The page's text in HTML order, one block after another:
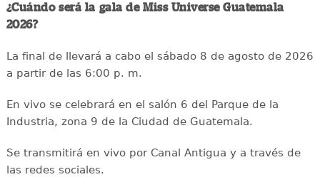
¿Cuándo será la gala de Miss Universe Guatemala
2026?
La final de llevará a cabo el sábado 8 de agosto de 2026
a partir de las 6:00 p. m.
En vivo se celebrará en el salón 6 del Parque de la
Industria, zona 9 de la Ciudad de Guatemala.
Se transmitirá en vivo por Canal Antigua y a través de
las redes sociales.